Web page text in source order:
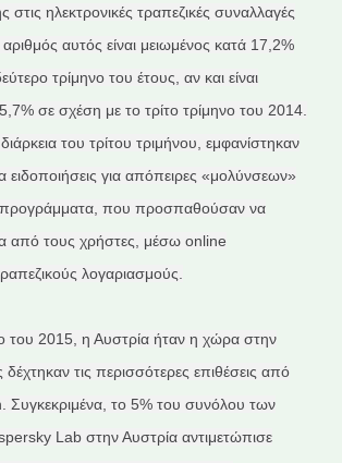
ηλεκτρονικές τραπεζικές συναλλαγές
αυτός είναι μειωμένος κατά 17,2%
τρίμηνο του έτους, αν και είναι
σε σχέση με το τρίτο τρίμηνο του 2014.
του τρίτου τριμήνου, εμφανίστηκαν
ειδοποιήσεις για απόπειρες «μολύνσεων»
που προσπαθούσαν να
από τους χρήστες, μέσω online
λογαριασμούς.
του 2015, η Αυστρία ήταν η χώρα στην
δέχτηκαν τις περισσότερες επιθέσεις από
Συγκεκριμένα, το 5% του συνόλου των
Lab στην Αυστρία αντιμετώπισε